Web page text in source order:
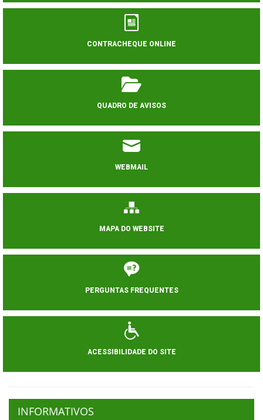
CONTRACHEQUE ONLINE
QUADRO DE AVISOS
WEBMAIL
MAPA DO WEBSITE
PERGUNTAS FREQUENTES
ACESSIBILIDADE DO SITE
INFORMATIVOS